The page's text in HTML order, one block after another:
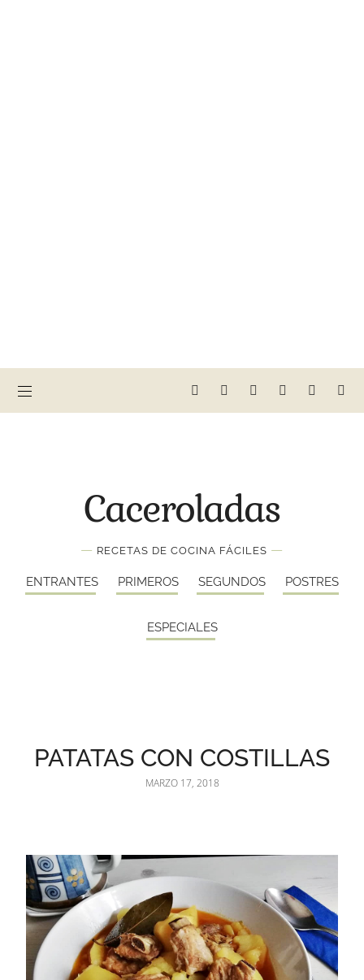
Caceroladas
— RECETAS DE COCINA FÁCILES —
ENTRANTES PRIMEROS SEGUNDOS POSTRES
ESPECIALES
PATATAS CON COSTILLAS
MARZO 17, 2018